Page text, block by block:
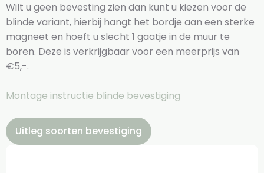
Wilt u geen bevesting zien dan kunt u kiezen voor de
blinde variant, hierbij hangt het bordje aan een sterke
magneet en hoeft u slecht 1 gaatje in de muur te
boren. Deze is verkrijgbaar voor een meerprijs van
€5,-.
Montage instructie blinde bevestiging
Uitleg soorten bevestiging